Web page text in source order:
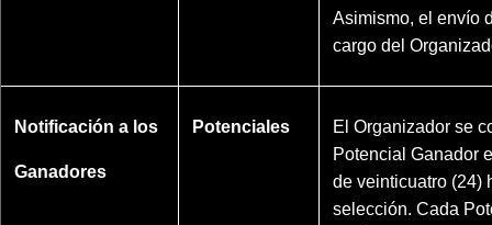
Asimismo, el envío
cargo del
Notificación a los
Ganadores
Potenciales
El Organizador se
Potencial Ganador
de veinticuatro (24)
selección. Cada